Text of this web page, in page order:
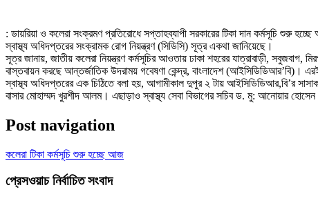
: ডায়রিয়া ও কলেরা সংক্রমণ প্রতিরোধে সপ্তাহব্যাপী সরকারের টিকা দান কর্মসূচি শুরু
স্বাস্থ্য অধিদপ্তরের সংক্রামক রোগ নিয়ন্ত্রণ (সিডিসি) সূত্র একথা জানিয়েছে।
সূত্র জানায়, জাতীয় কলেরা নিয়ন্ত্রণ কর্মসূচির আওতায় ঢাকা শহরের যাত্রাবাড়ী, সবুজবাগ,
বাস্তবায়ন করছে আন্তর্জাতিক উদরাময় গবেষণা কেন্দ্র, বাংলাদেশ (আইসিডিডিআর’বি)।
স্বাস্থ্য অধিদপ্তরের এক চিঠিতে বলা হয়, আগামীকাল দুপুর ২ টায় আইসিডিডিআর,বি’র
বাসার মোহাম্মদ খুরশীদ আলম। এছাড়াও স্বাস্থ্য সেবা বিভাগের সচিব ড. মু: আনোয়ার
Post navigation
কলেরা টিকা কর্মসূচি শুরু হচ্ছে আজ
প্রেসওয়াচ নির্বাচিত সংবাদ